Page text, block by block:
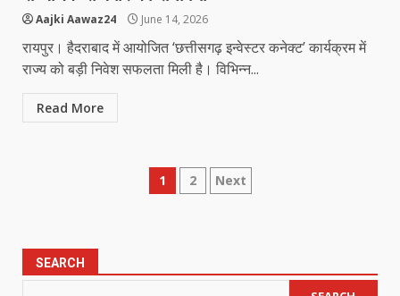
Aajki Aawaz24 June 14, 2026
रायपुर। हैदराबाद में आयोजित ‘छत्तीसगढ़ इन्वेस्टर कनेक्ट’ कार्यक्रम में
राज्य को बड़ी निवेश सफलता मिली है। विभिन्न...
Read More
Posts
1 2 Next
SEARCH